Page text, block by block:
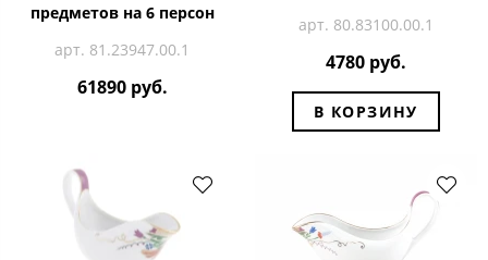
предметов на 6 персон
арт. 81.23947.00.1
61890 руб.
арт. 80.83100.00.1
4780 руб.
В КОРЗИНУ